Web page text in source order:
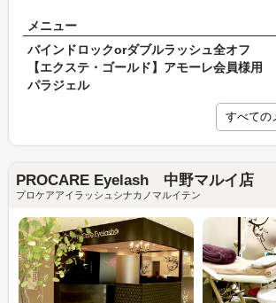
メニュー
バインドロックorダブルラッシュ全オフ
【エクステ・ゴールド】アモーレ会員様用
パラジェル
すべての
PROCARE Eyelash 中野マルイ店
プロケアアイラッシュシナカノマルイテン